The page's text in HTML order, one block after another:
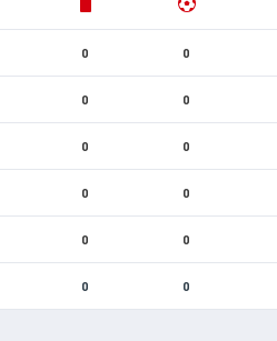
0 0
0 0
0 0
0 0
0 0
0 0